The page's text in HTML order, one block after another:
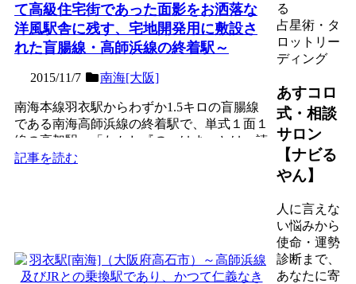
て高級住宅街であった面影をお洒落な
洋風駅舎に残す、宅地開発用に敷設さ
れた盲腸線・高師浜線の終着駅～
2015/11/7 南海[大阪]
南海本線羽衣駅からわずか1.5キロの盲腸線
である南海高師浜線の終着駅で、単式１面１
線の高架駅。「たかし『の』はま」とは、読
めない可能性が高い...
記事を読む
る
占星術・タ
ロットリー
ディング
あすコロ
式・相談
サロン
【ナビる
やん】
人に言えな
い悩みから
使命・運勢
診断まで、
あなたに寄